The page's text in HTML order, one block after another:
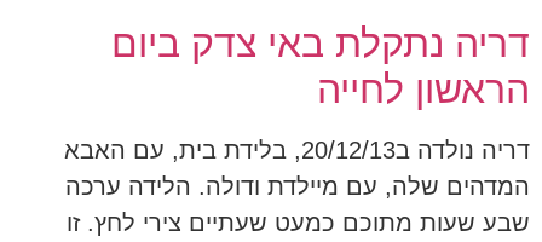
דריה נתקלת באי צדק ביום
הראשון לחייה
דריה נולדה ב20/12/13, בלידת בית, עם האבא
המדהים שלה, עם מיילדת ודולה. הלידה ערכה
שבע שעות מתוכם כמעט שעתיים צירי לחץ. זו